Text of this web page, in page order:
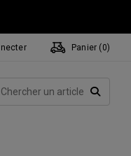
Complete Sets
de Golf
Panier ( 0)